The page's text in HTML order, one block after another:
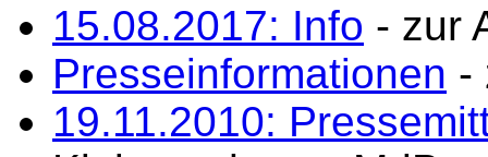
15.08.2017: Info - zur
Presseinformationen -
19.11.2010: